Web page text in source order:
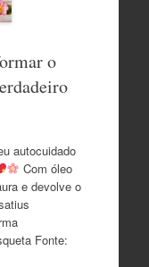
o
autocuidado
Com óleo
e devolve o
Fonte: